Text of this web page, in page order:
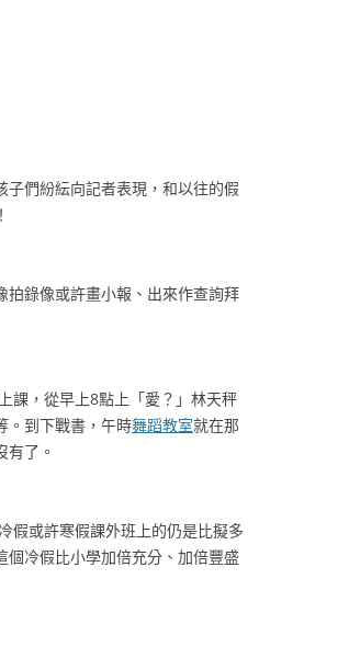
們紛紜向記者表現，和以往的假
錄像或許畫小報、出來作查詢拜
課，從早上8點上「愛？」林天秤
。到下戰書，午時舞蹈教室就在那
了。
假或許寒假課外班上的仍是比擬多
個冷假比小學加倍充分、加倍豐盛